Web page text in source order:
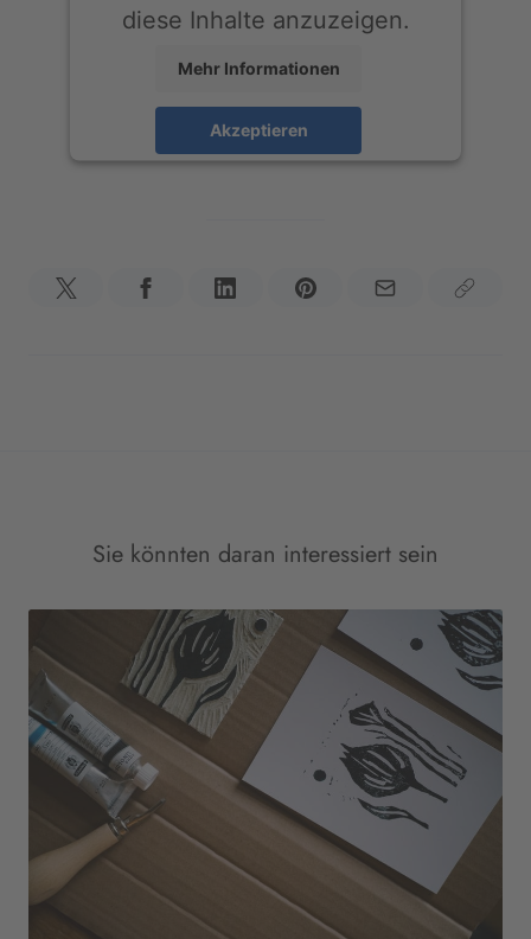
diese Inhalte anzuzeigen.
Mehr Informationen
Akzeptieren
Sie könnten daran interessiert sein